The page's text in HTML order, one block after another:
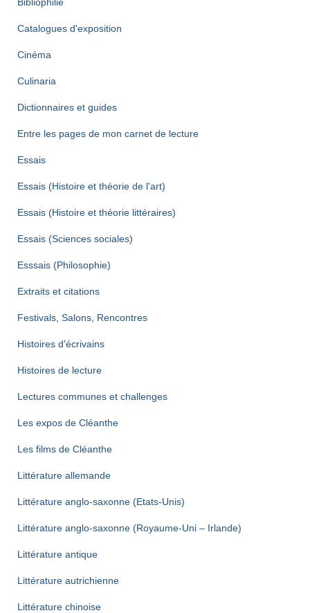
Catalogues d'exposition
Cinéma
Culinaria
Dictionnaires et guides
Entre les pages de mon carnet de lecture
Essais
Essais (Histoire et théorie de l'art)
Essais (Histoire et théorie littéraires)
Essais (Sciences sociales)
Esssais (Philosophie)
Extraits et citations
Festivals, Salons, Rencontres
Histoires d'écrivains
Histoires de lecture
Lectures communes et challenges
Les expos de Cléanthe
Les films de Cléanthe
Littérature allemande
Littérature anglo-saxonne (Etats-Unis)
Littérature anglo-saxonne (Royaume-Uni – Irlande)
Littérature antique
Littérature autrichienne
Littérature chinoise